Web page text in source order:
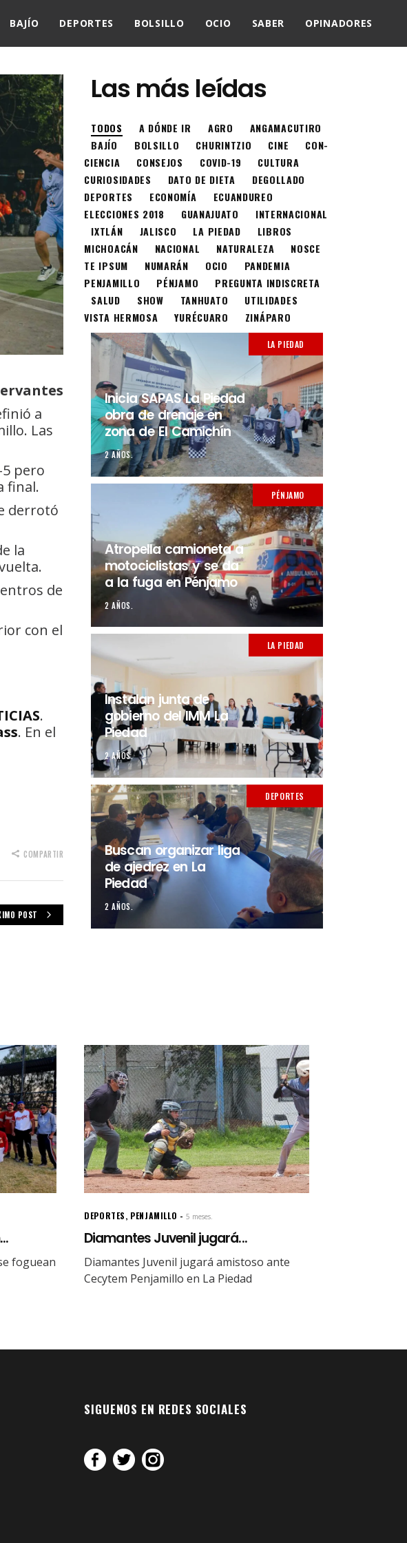
BAJÍO DEPORTES BOLSILLO OCIO SABER OPINADORES
a
Las
pero
final.
derrotó
la
de
con el
.
. En el
COMPARTIR
POST
Las más leídas
TODOS A DÓNDE IR AGRO
ANGAMACUTIRO
BAJÍO
BOLSILLO CHURINTZIO CINE
CON-
CIENCIA
CONSEJOS COVID-19
CULTURA
CURIOSIDADES
DATO DE DIETA
DEGOLLADO
DEPORTES
ECONOMÍA
ECUANDUREO
ELECCIONES 2018
GUANAJUATO
INTERNACIONAL
IXTLÁN
JALISCO LA PIEDAD
LIBROS
MICHOACÁN
NACIONAL NATURALEZA
NOSCE
TE IPSUM
NUMARÁN OCIO
PANDEMIA
PENJAMILLO
PÉNJAMO
PREGUNTA INDISCRETA
SALUD
SHOW TANHUATO
UTILIDADES
VISTA HERMOSA
YURÉCUARO ZINÁPARO
LA PIEDAD
Inicia SAPAS La Piedad
obra de drenaje en
zona de El Camichín
2 AÑOS.
PÉNJAMO
Atropella camioneta a
motociclistas y se da
a la fuga en Pénjamo
2 AÑOS.
LA PIEDAD
Instalan junta de
gobierno del IMM La
Piedad
2 AÑOS.
DEPORTES
Buscan organizar liga
de ajedrez en La
Piedad
2 AÑOS.
foguean
DEPORTES, PENJAMILLO 5 meses.
Diamantes Juvenil jugará...
Diamantes Juvenil jugará amistoso ante
Cecytem Penjamillo en La Piedad
SIGUENOS EN REDES SOCIALES